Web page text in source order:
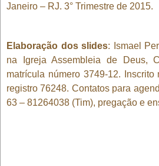
Janeiro – RJ. 3° Trimestre de 2015.
Elaboração dos slides: Ismael
na Igreja Assembleia de Deus,
matrícula número 3749-12.
registro 76248. Contatos para
63 – 81264038 (Tim), pregação e